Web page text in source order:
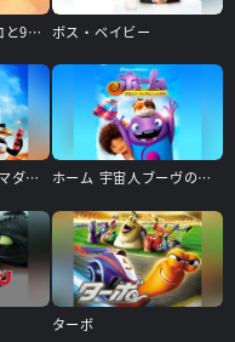
長ぐつをはいたネコと9つの命 ボス・ベイビー
ペンギンズ FROM マダガスカル ザ・ムービー ホーム 宇宙人ブーヴのゆかいな大冒険
ターボ